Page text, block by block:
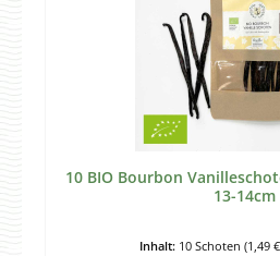
10 BIO Bourbon
13-14cm
Inhalt: 10 Schoten (1,49